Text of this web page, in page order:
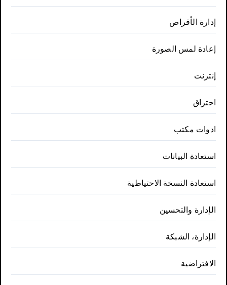
إدارة الأقراص
إعادة لمس الصورة
إنترنت
احتراق
ادوات مكتب
استعادة البيانات
استعادة النسخة الاحتياطية
الإدارة والتحسين
الإدارة، الشبكة
الافتراضية